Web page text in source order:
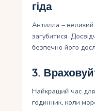
гіда
Антилла – великий
загубитися.
безпечно його
3.
Найкращий час для
годинник, коли